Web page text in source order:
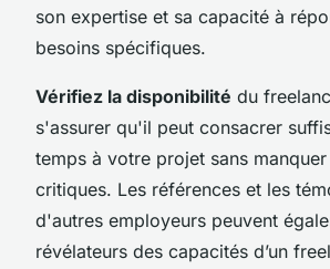
son expertise et sa capacité à
besoins spécifiques.
Vérifiez la disponibilité du
s'assurer qu'il peut consacrer
temps à votre projet sans
critiques. Les références et les
d'autres employeurs peuvent
révélateurs des capacités d’un